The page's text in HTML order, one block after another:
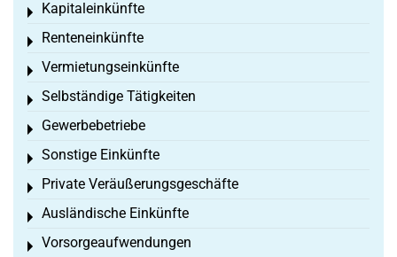
Kapitaleinkünfte
Toggle menu
Renteneinkünfte
Toggle menu
Vermietungseinkünfte
Toggle menu
Selbständige Tätigkeiten
Toggle menu
Gewerbebetriebe
Toggle menu
Sonstige Einkünfte
Toggle menu
Private Veräußerungsgeschäfte
Toggle menu
Ausländische Einkünfte
Toggle menu
Vorsorgeaufwendungen
Toggle menu